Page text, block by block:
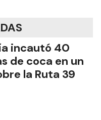
incautó 40
de coca en un
la Ruta 39